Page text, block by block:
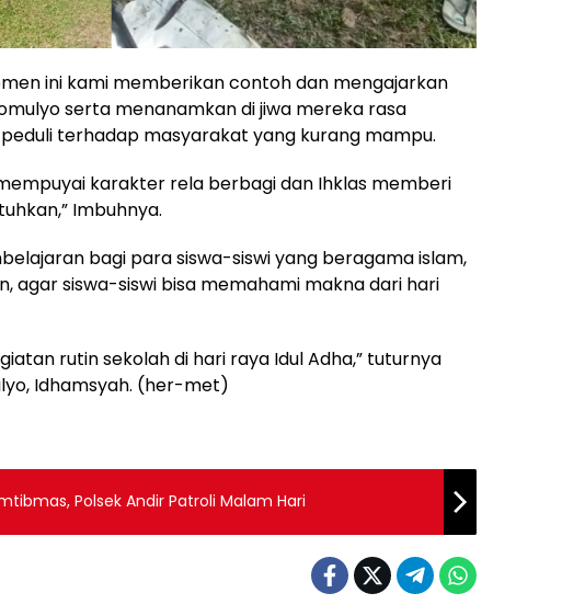
ini kami memberikan contoh dan mengajarkan
serta menanamkan di jiwa mereka rasa
terhadap masyarakat yang kurang mampu.
karakter rela berbagi dan Ihklas memberi
Imbuhnya.
bagi para siswa-siswi yang beragama islam,
agar siswa-siswi bisa memahami makna dari hari
rutin sekolah di hari raya Idul Adha,” tuturnya
Idhamsyah. (her-met)
Polsek Andir Patroli Malam Hari